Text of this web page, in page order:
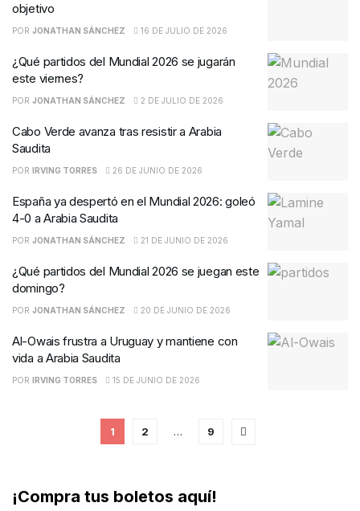
objetivo
POR JONATHAN SÁNCHEZ 16 DE JULIO DE 2026
¿Qué partidos del Mundial 2026 se jugarán
este viernes?
POR JONATHAN SÁNCHEZ 2 DE JULIO DE 2026
Cabo Verde avanza tras resistir a Arabia
Saudita
POR IRVING TORRES 26 DE JUNIO DE 2026
España ya despertó en el Mundial 2026: goleó
4-0 a Arabia Saudita
POR JONATHAN SÁNCHEZ 21 DE JUNIO DE 2026
¿Qué partidos del Mundial 2026 se juegan este
domingo?
POR JONATHAN SÁNCHEZ 20 DE JUNIO DE 2026
Al-Owais frustra a Uruguay y mantiene con
vida a Arabia Saudita
POR IRVING TORRES 15 DE JUNIO DE 2026
1 2 … 9
¡Compra tus boletos aquí!